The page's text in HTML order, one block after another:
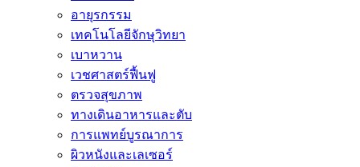
อายุรกรรม
เทคโนโลยีจักษุวิทยา
เบาหวาน
เวชศาสตร์ฟื้นฟู
ตรวจสุขภาพ
ทางเดินอาหารและตับ
การแพทย์บูรณาการ
ผิวหนังและเลเซอร์